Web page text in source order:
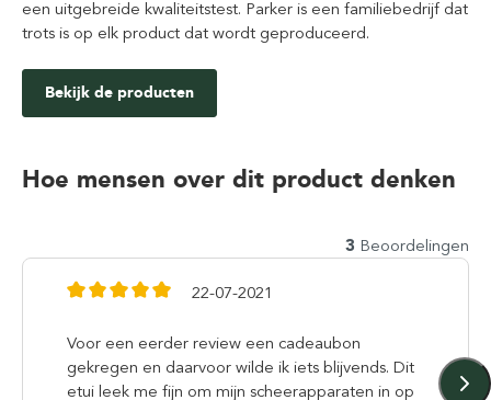
een uitgebreide kwaliteitstest. Parker is een familiebedrijf dat
trots is op elk product dat wordt geproduceerd.
Bekijk de producten
Hoe mensen over dit product denken
3 Beoordelingen
22-07-2021
Voor een eerder review een cadeaubon
gekregen en daarvoor wilde ik iets blijvends. Dit
etui leek me fijn om mijn scheerapparaten in op